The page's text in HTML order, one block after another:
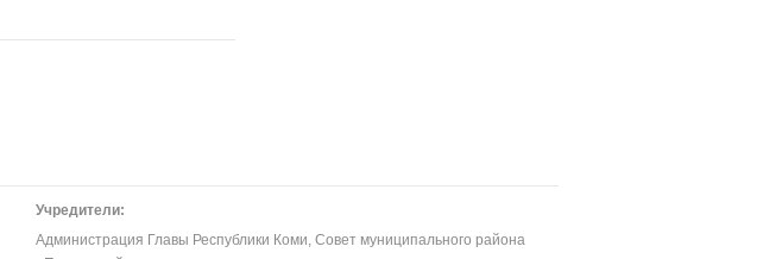
Учредители:
Администрация Главы Республики Коми, Совет муниципального района